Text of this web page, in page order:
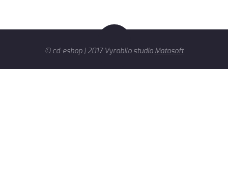
© cd-eshop | 2017 Vyrobilo studio Matosoft